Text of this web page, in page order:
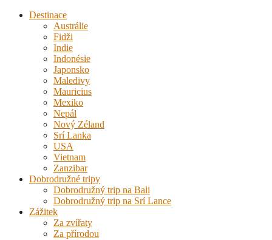
Destinace
Austrálie
Fidži
Indie
Indonésie
Japonsko
Maledivy
Mauricius
Mexiko
Nepál
Nový Zéland
Srí Lanka
USA
Vietnam
Zanzibar
Dobrodružné tripy
Dobrodružný trip na Bali
Dobrodružný trip na Srí Lance
Zážitek
Za zvířaty
Za přírodou